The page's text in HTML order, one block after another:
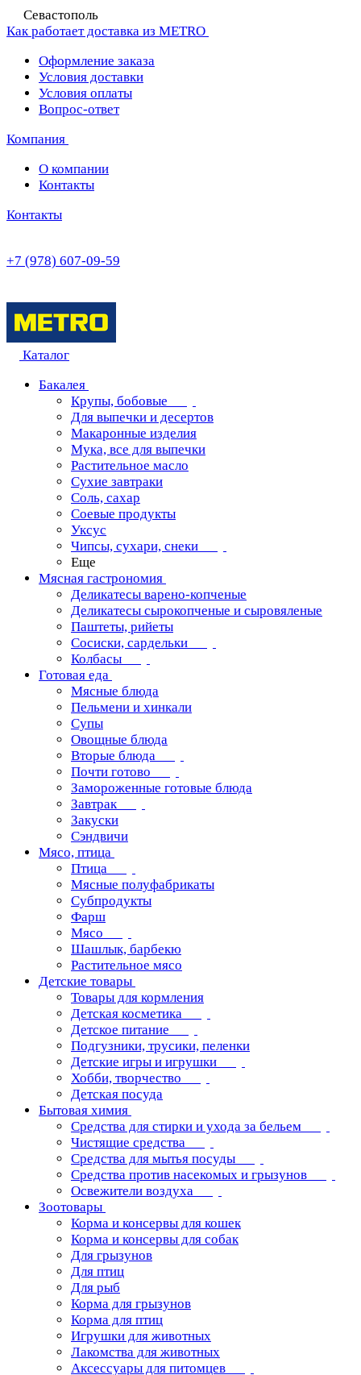
Севастополь
Как работает доставка из METRO
Оформление заказа
Условия доставки
Условия оплаты
Вопрос-ответ
Компания
О компании
Контакты
Контакты
+7 (978) 607-09-59
Каталог
Бакалея
Крупы, бобовые
Для выпечки и десертов
Макаронные изделия
Мука, все для выпечки
Растительное масло
Сухие завтраки
Соль, сахар
Соевые продукты
Уксус
Чипсы, сухари, снеки
Еще
Мясная гастрономия
Деликатесы варено-копченые
Деликатесы сырокопченые и сыровяленые
Паштеты, рийеты
Сосиски, сардельки
Колбасы
Готовая еда
Мясные блюда
Пельмени и хинкали
Супы
Овощные блюда
Вторые блюда
Почти готово
Замороженные готовые блюда
Завтрак
Закуски
Сэндвичи
Мясо, птица
Птица
Мясные полуфабрикаты
Субпродукты
Фарш
Мясо
Шашлык, барбекю
Растительное мясо
Детские товары
Товары для кормления
Детская косметика
Детское питание
Подгузники, трусики, пеленки
Детские игры и игрушки
Хобби, творчество
Детская посуда
Бытовая химия
Средства для стирки и ухода за бельем
Чистящие средства
Средства для мытья посуды
Средства против насекомых и грызунов
Освежители воздуха
Зоотовары
Корма и консервы для кошек
Корма и консервы для собак
Для грызунов
Для птиц
Для рыб
Корма для грызунов
Корма для птиц
Игрушки для животных
Лакомства для животных
Аксессуары для питомцев